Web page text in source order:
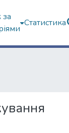
Статистика